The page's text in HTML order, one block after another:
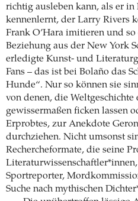
richtig ausleben kann, als er
kennenlernt, der Larry Rivers
Frank O’Hara imitieren und
Beziehung aus der New York
erledigte Kunst- und
Fans – das ist bei Bolaño das
Hunde“. Nur so können sie
von denen, die Weltgeschichte
gewissermaßen ficken lassen
Erprobtes, zur Anekdote
durchziehen. Nicht umsonst
Rechercheformate, die seine
Sportreporter,
Suche nach mythischen